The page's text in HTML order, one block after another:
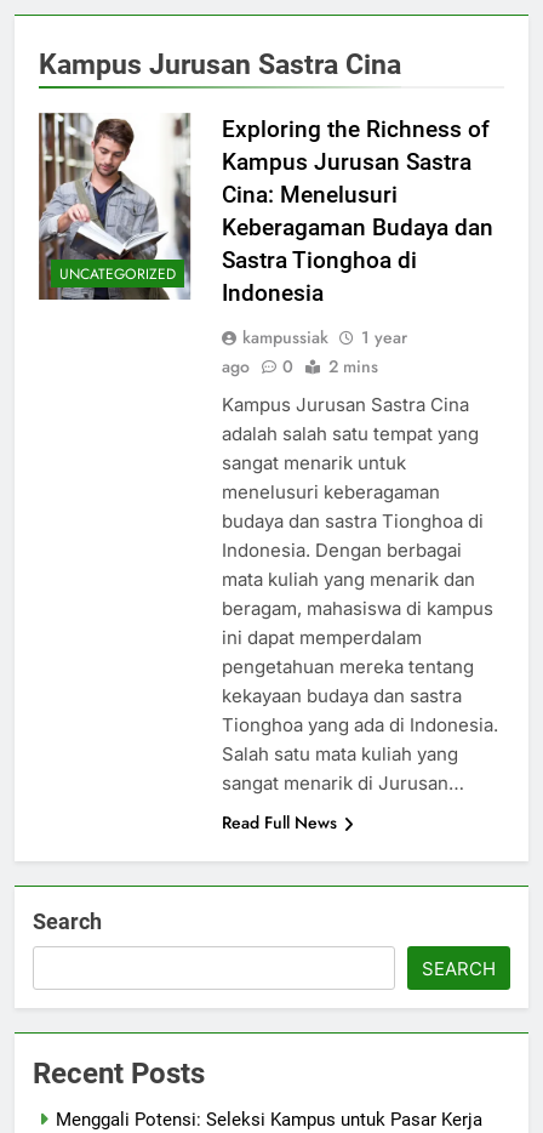
Kampus Jurusan Sastra Cina
UNCATEGORIZED
Exploring the Richness of
Kampus Jurusan Sastra
Cina: Menelusuri
Keberagaman Budaya dan
Sastra Tionghoa di
Indonesia
kampussiak
1 year
ago
0 2 mins
Kampus Jurusan Sastra Cina
adalah salah satu tempat yang
sangat menarik untuk
menelusuri keberagaman
budaya dan sastra Tionghoa di
Indonesia. Dengan berbagai
mata kuliah yang menarik dan
beragam, mahasiswa di kampus
ini dapat memperdalam
pengetahuan mereka tentang
kekayaan budaya dan sastra
Tionghoa yang ada di Indonesia.
Salah satu mata kuliah yang
sangat menarik di Jurusan…
Read Full News
Search
SEARCH
Recent Posts
Menggali Potensi: Seleksi Kampus untuk Pasar Kerja